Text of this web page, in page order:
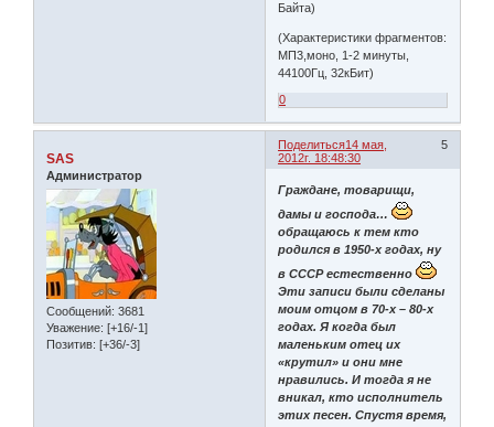
Байта)
(Характеристики фрагментов:
МП3,моно, 1-2 минуты,
44100Гц, 32кБит)
0
Поделиться 5
14 мая,
2012г. 18:48:30
SAS
Администратор
Сообщений: 3681
Уважение: [+16/-1]
Позитив: [+36/-3]
Граждане, товарищи,
дамы и господа…
обращаюсь к тем кто
родился в 1950-х годах, ну
в СССР естественно
Эти записи были сделаны
моим отцом в 70-х – 80-х
годах. Я когда был
маленьким отец их
«крутил» и они мне
нравились. И тогда я не
вникал, кто исполнитель
этих песен. Спустя время,